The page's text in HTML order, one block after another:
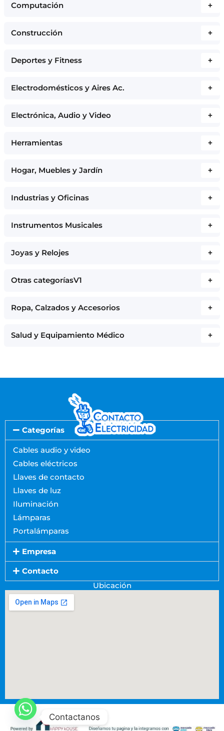
Computación +
Construcción +
Deportes y Fitness +
Electrodomésticos y Aires Ac. +
Electrónica, Audio y Video +
Herramientas +
Hogar, Muebles y Jardín +
Industrias y Oficinas +
Instrumentos Musicales +
Joyas y Relojes +
Otras categoríasV1 +
Ropa, Calzados y Accesorios +
Salud y Equipamiento Médico +
Categorías
Cables audio y video
Cables eléctricos
Llaves de contacto
Llaves de luz
Iluminación
Lámparas
Portalámparas
Empresa
Contacto
Ubicación
Contactanos